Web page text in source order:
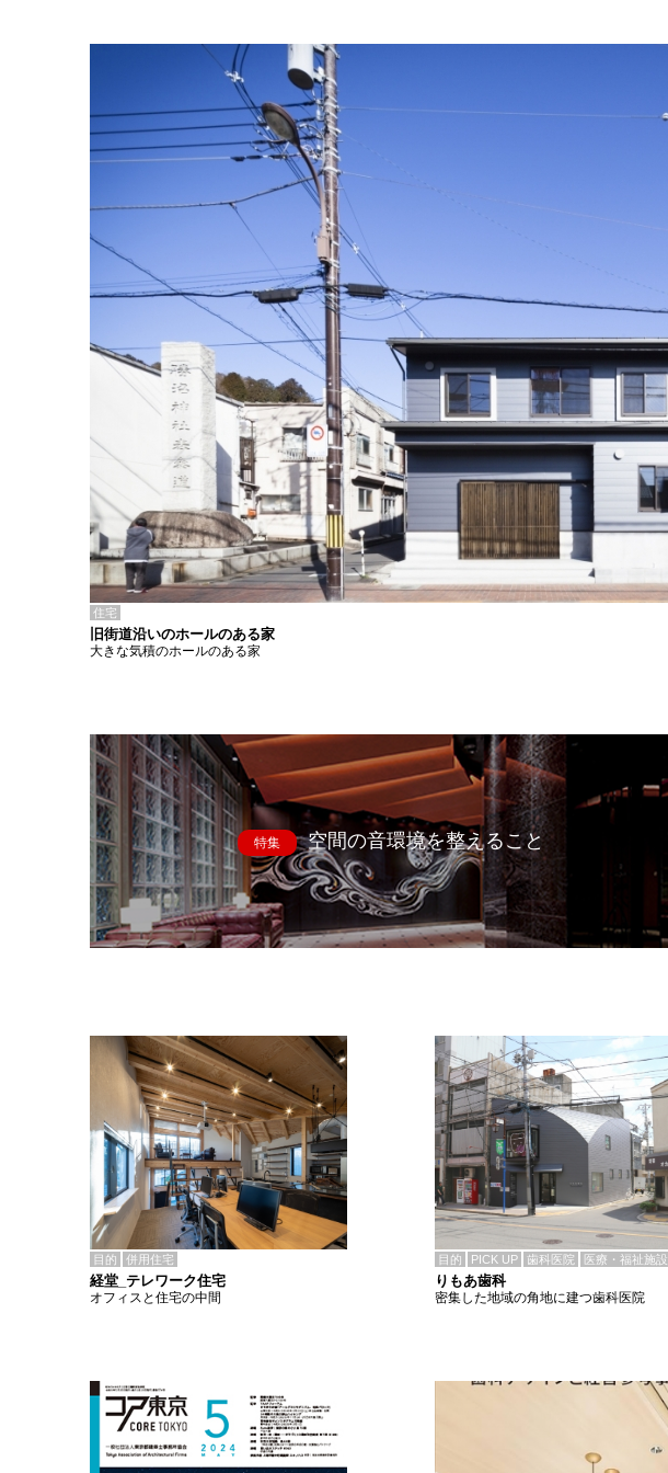
住宅
旧街道沿いのホールのある家
大きな気積のホールのある家
特集 空間の音環境を整えること
目的 併用住宅
経堂_テレワーク住宅
オフィスと住宅の中間
目的 PICK UP 歯科医院 医療・福祉施設
りもあ歯科
密集した地域の角地に建つ歯科医院